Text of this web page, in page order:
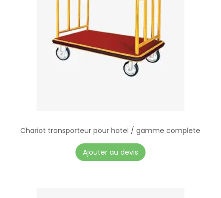
Chariot transporteur pour hotel / gamme complete
Ajouter au devis